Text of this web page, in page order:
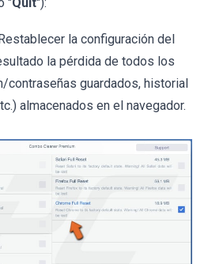
"Quit"):
Restablecer la configuración del
la pérdida de todos los
guardados, historial
almacenados en el navegador.